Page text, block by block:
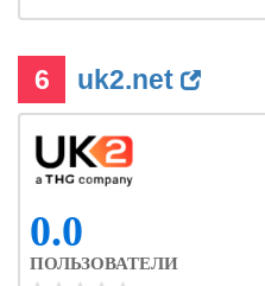
6 uk2.net
0.0
ПОЛЬЗОВАТЕЛИ